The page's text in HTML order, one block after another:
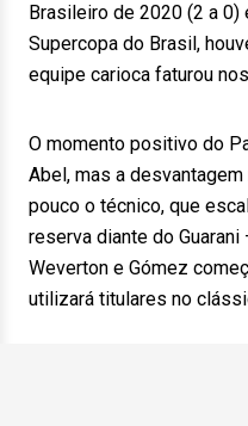
Brasileiro de 2020 (2 a 0)
Supercopa do Brasil,
equipe carioca faturou
O momento positivo do
Abel, mas a
pouco o técnico, que
reserva diante do
Weverton e Gómez
utilizará titulares no